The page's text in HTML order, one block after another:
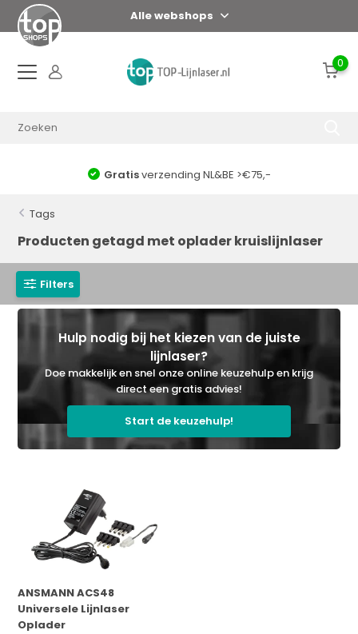
Alle webshops
0
Gratisverzending NL&BE >€75,-
Tags
Producten getagd met oplader kruislijnlaser
Filters
Hulp nodig bij het kiezen van de juiste
lijnlaser?
Doe makkelijk en snel onze online keuzehulp en krijg
direct een gratis advies!
Start de keuzehulp!
ANSMANN ACS48
Universele Lijnlaser
Oplader